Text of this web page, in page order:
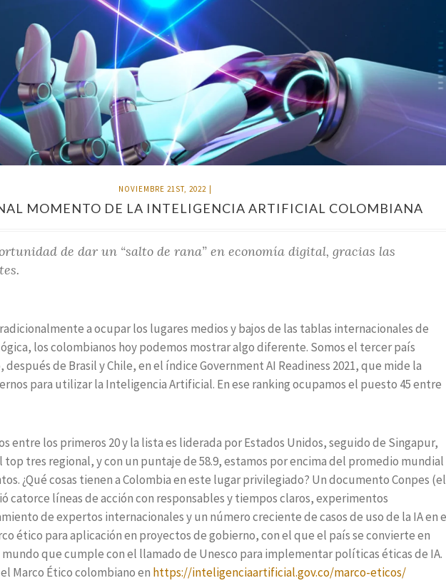
NOVIEMBRE 21ST, 2022 |
MOMENTO DE LA INTELIGENCIA ARTIFICIAL COLOMBIANA
de dar un “salto de rana” en economía digital, gracias las
a ocupar los lugares medios y bajos de las tablas internacionales de
los colombianos hoy podemos mostrar algo diferente. Somos el tercer país
de Brasil y Chile, en el índice Government AI Readiness 2021, que mide la
para utilizar la Inteligencia Artificial. En ese ranking ocupamos el puesto 45 entre
entre los primeros 20 y la lista es liderada por Estados Unidos, seguido de Singapur,
top tres regional, y con un puntaje de 58.9, estamos por encima del promedio mundial
¿Qué cosas tienen a Colombia en este lugar privilegiado? Un documento Conpes (el
catorce líneas de acción con responsables y tiempos claros, experimentos
de expertos internacionales y un número creciente de casos de uso de la IA en
ético para aplicación en proyectos de gobierno, con el que el país se convierte en
que cumple con el llamado de Unesco para implementar políticas éticas de IA.
Marco Ético colombiano en https://inteligenciaartificial.gov.co/marco-eticos/